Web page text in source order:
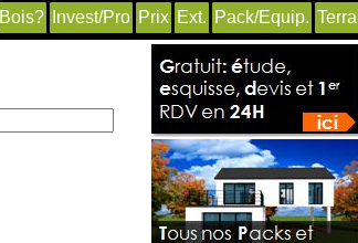
Bois? Invest/Pro Prix Ext. Pack/Equip.